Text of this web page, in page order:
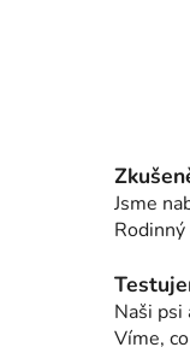
Jsme
Naši psi
Víme,